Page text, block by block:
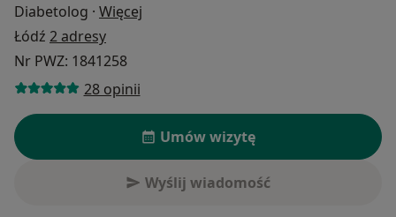
Diabetolog · Więcej
Łódź 2 adresy
Nr PWZ: 1841258
28 opinii
Umów wizytę
Wyślij wiadomość